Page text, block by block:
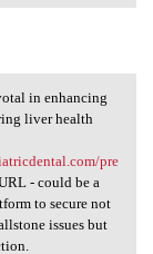
in enhancing
liver health
pre
- could be a
to secure not
issues but